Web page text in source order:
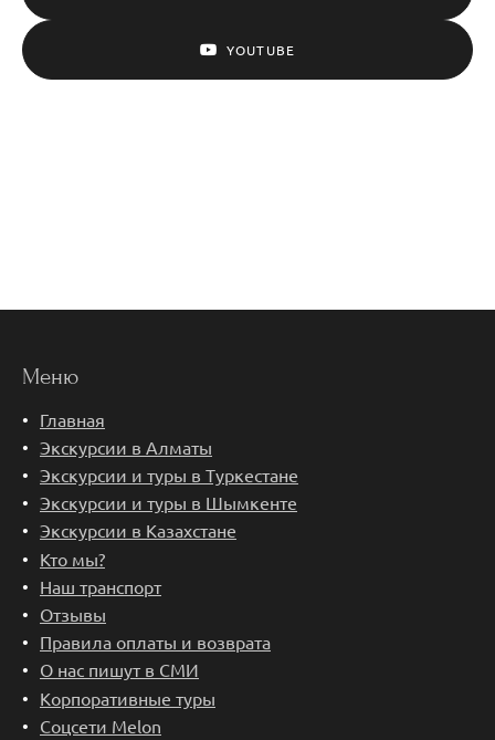
YOUTUBE
Меню
Главная
Экскурсии в Алматы
Экскурсии и туры в Туркестане
Экскурсии и туры в Шымкенте
Экскурсии в Казахстане
Кто мы?
Наш транспорт
Отзывы
Правила оплаты и возврата
О нас пишут в СМИ
Корпоративные туры
Соцсети Melon